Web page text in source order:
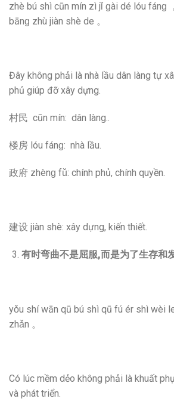
zhè bú shì cūn mín zì jǐ ɡài dé lóu fánɡ
bānɡ zhù jiàn shè de 。
Đây không phải là nhà lầu dân làng tự
phủ giúp đỡ xây dựng.
村民 cūn mín: dân làng..
楼房 lóu fánɡ: nhà lầu.
政府 zhènɡ fǔ: chính phủ, chính quyền.
建设 jiàn shè: xây dựng, kiến thiết.
有时弯曲不是屈服,而是为了生存和
yǒu shí wān qū bú shì qū fú ér shì wèi
zhǎn 。
Có lúc mềm dẻo không phải là khuất
và phát triển.